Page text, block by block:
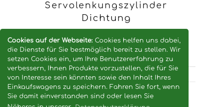
Cookies auf der Webseite:Cookies helfen uns dabei,
die Dienste für Sie bestmöglich bereit zu stellen. Wir
setzen Cookies ein, um Ihre Benutzererfahrung zu
verbessern, Ihnen Produkte vorzustellen, die für Sie
von Interesse sein könnten sowie den Inhalt Ihres
Einkaufswagens zu speichern. Fahren Sie fort, wenn
Sie damit einverstanden sind oder lesen Sie
Servolenkungszylinder
Dichtung
Keilriemen
© 2026 - landtec24.eu / ersatzteile-